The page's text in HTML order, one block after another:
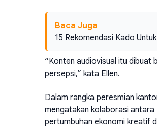
Baca Juga
15 Rekomendasi Kado
“Konten audiovisual itu dibuat
persepsi,” kata Ellen.
Dalam rangka peresmian
mengatakan kolaborasi
pertumbuhan ekonomi kreatif